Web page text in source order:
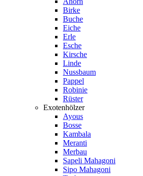
Birke
Buche
Eiche
Erle
Esche
Kirsche
Linde
Nussbaum
Pappel
Robinie
Rüster
Exotenhölzer
Ayous
Bosse
Kambala
Meranti
Merbau
Sapeli Mahagoni
Sipo Mahagoni